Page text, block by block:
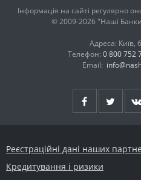
Інформація на сайті регулярно
© 2009-2026 "Наші
Адреса: Київ,
Телефон: 0 800 752
Email:
Реєстраційні дані наших
Кредитування і ризики